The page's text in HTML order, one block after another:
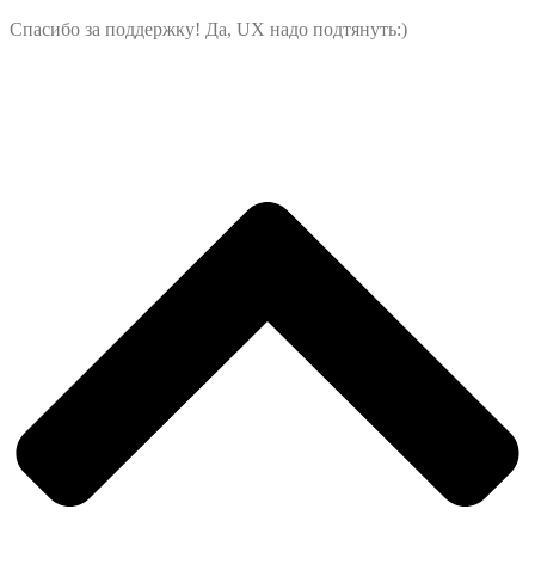
Спасибо за поддержку! Да, UX надо подтянуть:)